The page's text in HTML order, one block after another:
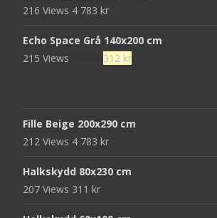
216 Views 4 783 kr
Echo Space Grå 140x200 cm
215 Views
Det
952 kr.
312 krDet
312 kr.
Fille Beige 200x290 cm
212 Views 4 783 kr
Halkskydd 80x230 cm
207 Views 311 kr